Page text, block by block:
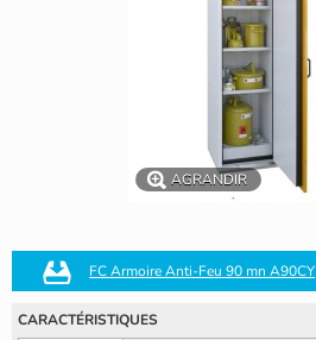
AGRANDIR
FC Armoire Anti-Feu 90 mn A90CY
CARACTÉRISTIQUES